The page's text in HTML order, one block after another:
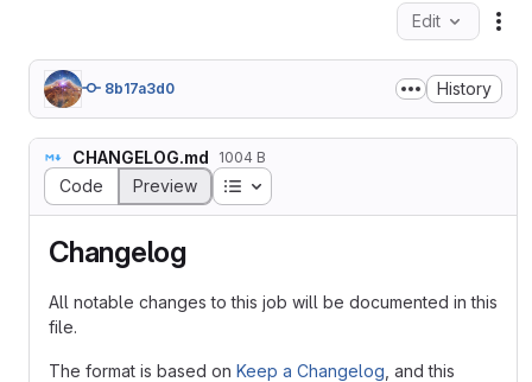
Edit
8b17a3d0 History
CHANGELOG.md 1004 B
Code Preview Table of contents
Changelog
All notable changes to this job will be documented in this
file.
The format is based on Keep a Changelog , and this